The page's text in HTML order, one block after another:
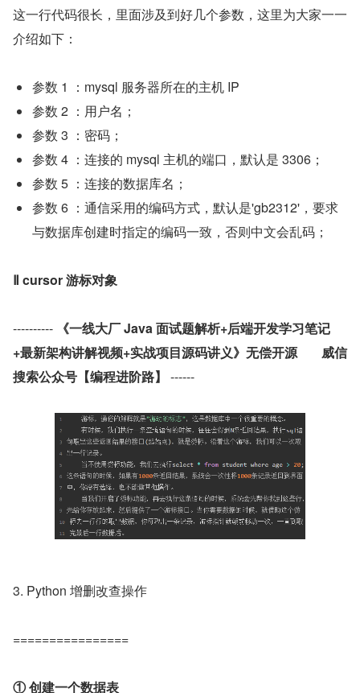
这一行代码很长，里面涉及到好几个参数，这里为大家一一
介绍如下：
参数 1 ：mysql 服务器所在的主机 IP
参数 2 ：用户名；
参数 3 ：密码；
参数 4 ：连接的 mysql 主机的端口，默认是 3306；
参数 5 ：连接的数据库名；
参数 6 ：通信采用的编码方式，默认是'gb2312'，要求
与数据库创建时指定的编码一致，否则中文会乱码；
Ⅱ cursor 游标对象
---------- 《一线大厂 Java 面试题解析+后端开发学习笔记
+最新架构讲解视频+实战项目源码讲义》无偿开源	威信
搜索公众号【编程进阶路】 ------
3. Python 增删改查操作
================
① 创建一个数据表